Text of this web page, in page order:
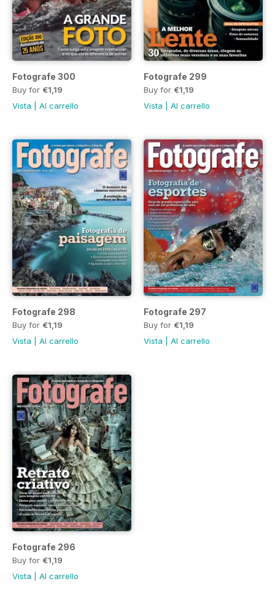
Fotografe 300
Buy for €1,19
Vista
Al carrello
Fotografe 299
Buy for €1,19
Vista
Al carrello
Fotografe 298
Buy for €1,19
Vista
Al carrello
Fotografe 297
Buy for €1,19
Vista
Al carrello
Fotografe 296
Buy for €1,19
Vista
Al carrello